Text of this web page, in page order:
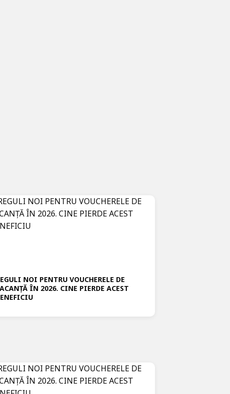
NOI PENTRU VOUCHERELE DE
ÎN 2026. CINE PIERDE ACEST